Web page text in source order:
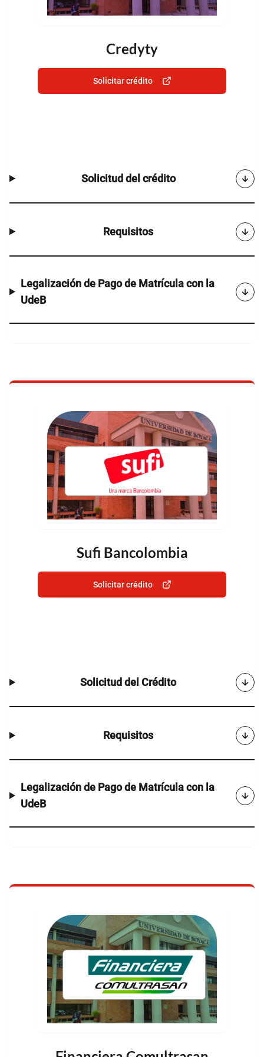
Credyty
Solicitar crédito
Solicitud del crédito
Requisitos
Legalización de Pago de Matrícula con la
UdeB
Sufi Bancolombia
Solicitar crédito
Solicitud del Crédito
Requisitos
Legalización de Pago de Matrícula con la
UdeB